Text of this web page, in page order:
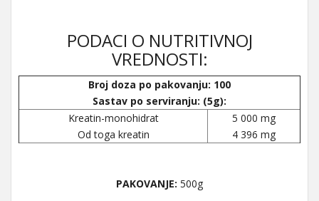
PODACI O NUTRITIVNOJ
VREDNOSTI:
Broj doza po pakovanju: 100
Sastav po serviranju: (5g):
Kreatin-monohidrat
Od toga kreatin
5 000 mg
4 396 mg
PAKOVANJE: 500g